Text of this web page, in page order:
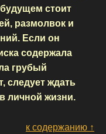
стоит
размолвок и
Если он
содержала
грубый
следует ждать
личной жизни.
к содержанию ↑